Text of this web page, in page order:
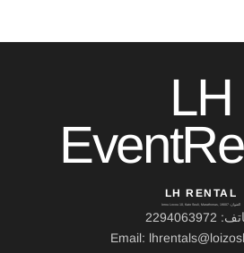
LH
LH RENTAL
العنوان: Ierou Loxou 10, Kato Souli, Marathonas, 19007
Email: